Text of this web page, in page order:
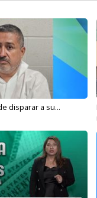
disparar a su...